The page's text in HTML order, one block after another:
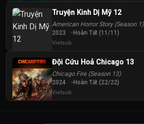
Truyện Kinh Dị Mỹ 12
American Horror Story (Season 1)
2023 Hoàn Tất (11/11)
Vietsub
Đội Cứu Hoả Chicago 13
Chicago Fire (Season 13)
2024 Hoàn Tất (22/22)
Vietsub